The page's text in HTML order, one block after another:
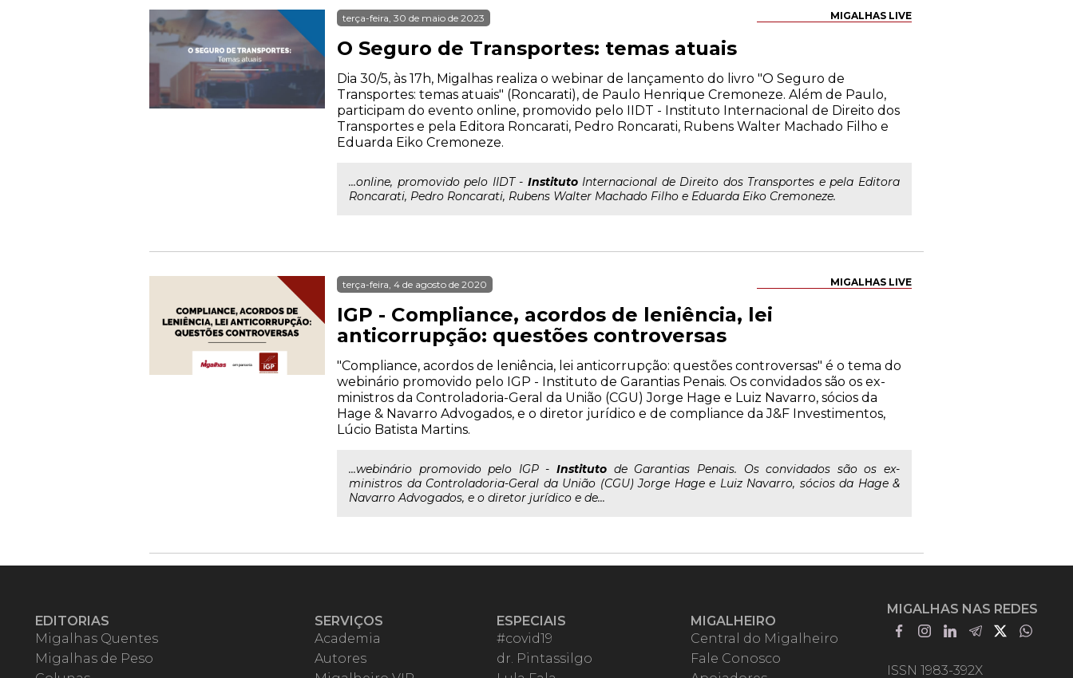
MIGALHAS LIVE
terça-feira, 30 de maio de 2023
O Seguro de Transportes: temas atuais
Dia 30/5, às 17h, Migalhas realiza o webinar de lançamento do livro "O Seguro de
Transportes: temas atuais" (Roncarati), de Paulo Henrique Cremoneze. Além de Paulo,
participam do evento online, promovido pelo IIDT - Instituto Internacional de Direito dos
Transportes e pela Editora Roncarati, Pedro Roncarati, Rubens Walter Machado Filho e
Eduarda Eiko Cremoneze.
...online, promovido pelo IIDT - InstitutoInternacional de Direito dos Transportes e pela Editora
Roncarati, Pedro Roncarati, Rubens Walter Machado Filho e Eduarda Eiko Cremoneze.
MIGALHAS LIVE
terça-feira, 4 de agosto de 2020
IGP - Compliance, acordos de leniência, lei
anticorrupção: questões controversas
"Compliance, acordos de leniência, lei anticorrupção: questões controversas" é o tema do
webinário promovido pelo IGP - Instituto de Garantias Penais. Os convidados são os ex-
ministros da Controladoria-Geral da União (CGU) Jorge Hage e Luiz Navarro, sócios da
Hage & Navarro Advogados, e o diretor jurídico e de compliance da J&F Investimentos,
Lúcio Batista Martins.
...webinário promovido pelo IGP -Instituto de Garantias Penais. Os convidados são os ex-
ministros da Controladoria-Geral da União (CGU) Jorge Hage e Luiz Navarro, sócios da Hage &
Navarro Advogados, e o diretor jurídico e de...
EDITORIAS
Migalhas Quentes
Migalhas de Peso
SERVIÇOS
Academia
Autores
ESPECIAIS
#covid19
dr. Pintassilgo
MIGALHEIRO
Central do Migalheiro
Fale Conosco
MIGALHAS NAS REDES
ISSN 1983-392X